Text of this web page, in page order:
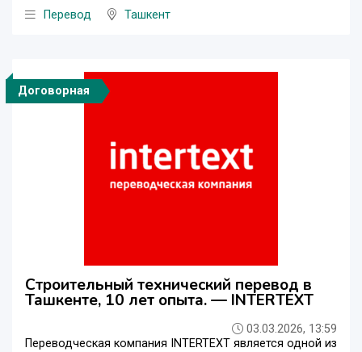
Перевод
Ташкент
Договорная
Строительный технический перевод в
Ташкенте, 10 лет опыта. — INTERTEXT
03.03.2026, 13:59
Переводческая компания INTERTEXT является одной из